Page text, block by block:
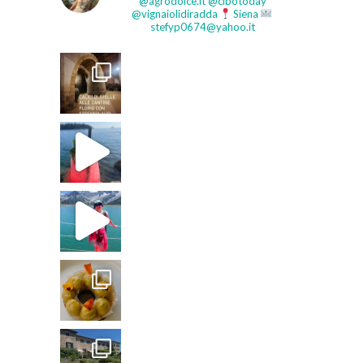
@vignaiolidiradda
Siena
stefyp0674@yahoo.it